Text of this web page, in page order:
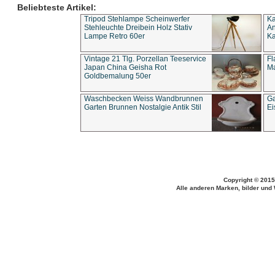
Beliebteste Artikel:
Tripod Stehlampe Scheinwerfer
Stehleuchte Dreibein Holz Stativ
Lampe Retro 60er
Vintage 21 Tlg. Porzellan Teeservice
Japan China Geisha Rot
Goldbemalung 50er
Waschbecken Weiss Wandbrunnen
Garten Brunnen Nostalgie Antik Stil
Copyright ©
Alle anderen Marken, bilder und